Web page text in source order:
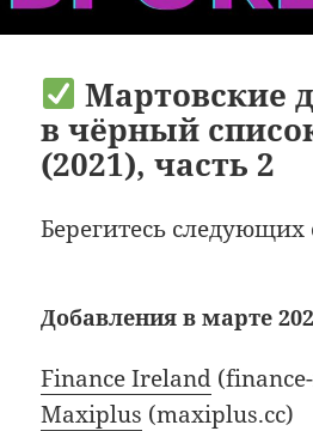
Мартовские
в чёрный
(2021), часть 2
Берегитесь
Добавления в марте
Finance Ireland
Maxiplus (maxiplus.cc)